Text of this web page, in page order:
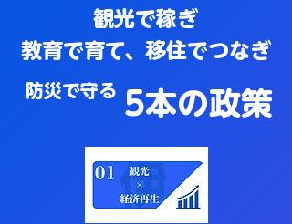
観光で稼ぎ
教育で育て、移住でつなぎ
​防災で守る ​5本の政策